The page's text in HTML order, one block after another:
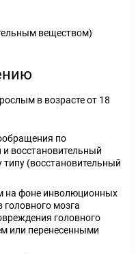
веществом)
в возрасте от 18
по
восстановительный
типу (восстановительный
на фоне инволюционных
головного мозга
головного
или перенесенными